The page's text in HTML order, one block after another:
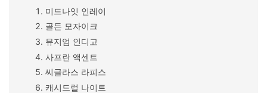
미드나잇 인레이
골든 모자이크
뮤지엄 인디고
사프란 액센트
씨글라스 라피스
캐시드럴 나이트